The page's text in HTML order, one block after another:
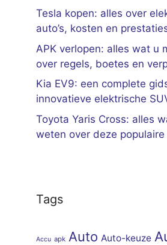
Tesla kopen: alles over
auto’s, kosten en
APK verlopen: alles wat u
over regels, boetes en
Kia EV9: een complete
innovatieve elektrische
Toyota Yaris Cross: alles
weten over deze
Tags
Accu apk Auto Auto-keuze